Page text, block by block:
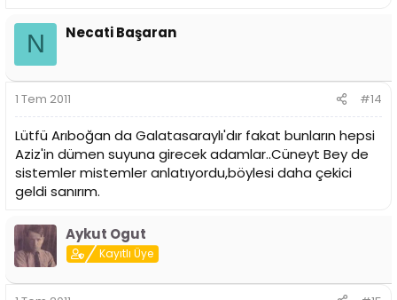
N Necati Başaran
1 Tem 2011 #14
Lütfü Arıboğan da Galatasaraylı'dır fakat bunların hepsi
Aziz'in dümen suyuna girecek adamlar..Cüneyt Bey de
sistemler mistemler anlatıyordu,böylesi daha çekici
geldi sanırım.
Aykut Ogut
Kayıtlı Üye